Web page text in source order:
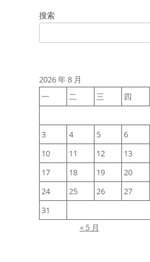
搜索
2026 年 8 月
一
二 三 四
3
4 5 6
10
11 12 13
17
18 19 20
24
25 26 27
31
« 5 月